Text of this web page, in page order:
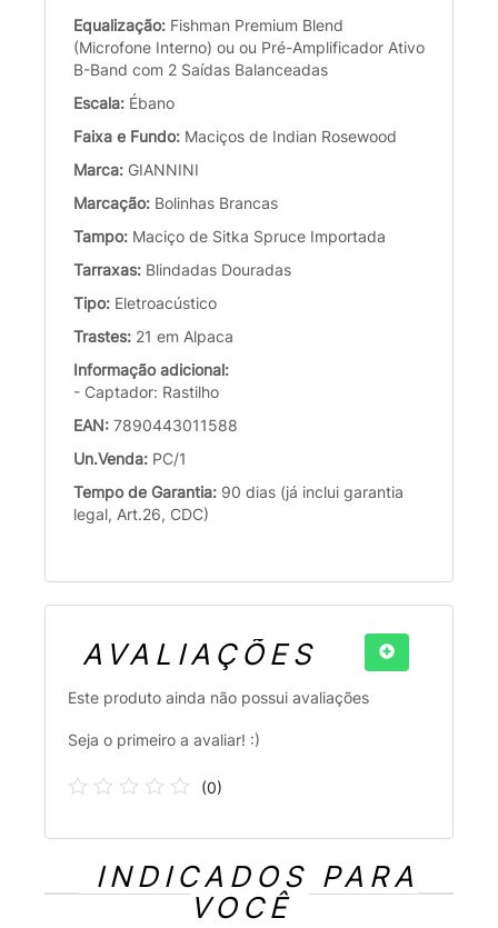
Equalização: Fishman Premium Blend
(Microfone Interno) ou ou Pré-Amplificador Ativo
B-Band com 2 Saídas Balanceadas
Escala: Ébano
Faixa e Fundo: Maciços de Indian Rosewood
Marca: GIANNINI
Marcação: Bolinhas Brancas
Tampo: Maciço de Sitka Spruce Importada
Tarraxas: Blindadas Douradas
Tipo: Eletroacústico
Trastes: 21 em Alpaca
Informação adicional:
- Captador: Rastilho
EAN: 7890443011588
Un.Venda: PC/1
Tempo de Garantia: 90 dias (já inclui garantia
legal, Art.26, CDC)
AVALIAÇÕES
Este produto ainda não possui avaliações
Seja o primeiro a avaliar! :)
(0)
INDICADOS PARA
VOCÊ